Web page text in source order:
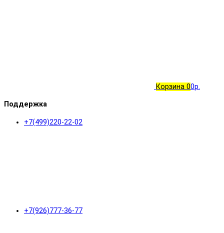
Корзина 00р.
Поддержка
+7(499)220-22-02
+7(926)777-36-77